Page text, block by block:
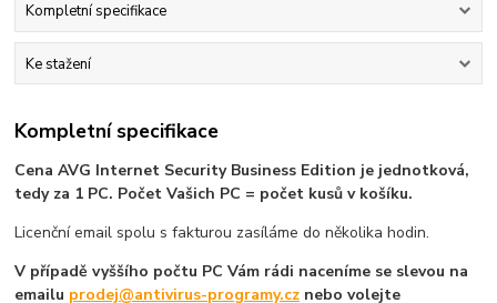
Kompletní specifikace
Ke stažení
Kompletní specifikace
Cena AVG Internet Security Business Edition je jednotková,
tedy za 1 PC. Počet Vašich PC = počet kusů v košíku.
Licenční email spolu s fakturou zasíláme do několika hodin.
V případě vyššího počtu PC Vám rádi naceníme se slevou na
emailu prodej@antivirus-programy.cz nebo volejte